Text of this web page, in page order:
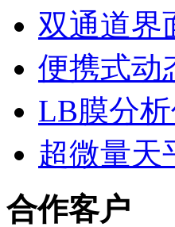
双通道界
便携式动
LB膜分
超微量天
合作客户